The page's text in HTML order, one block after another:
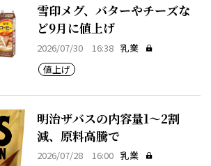
雪印メグ、バターやチーズな
ど9月に値上げ
2026/07/30 16:38 乳業
値上げ
明治ザバスの内容量1～2割
減、原料高騰で
2026/07/28 16:00 乳業